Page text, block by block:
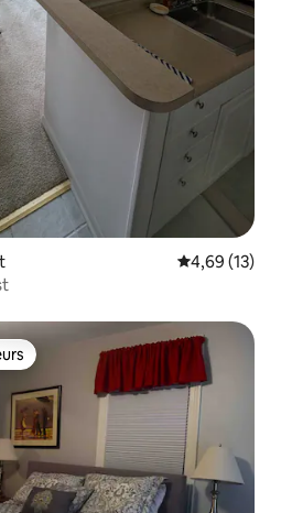
Évaluation
4,69 (13)
les plus appréciés